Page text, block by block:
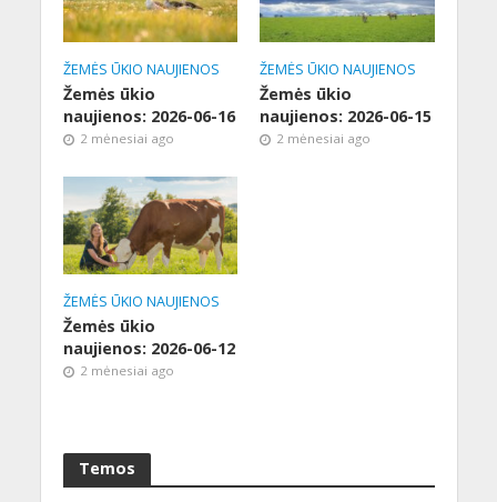
ŽEMĖS ŪKIO NAUJIENOS
Žemės ūkio
naujienos: 2026-06-16
2 mėnesiai ago
ŽEMĖS ŪKIO NAUJIENOS
Žemės ūkio
naujienos: 2026-06-15
2 mėnesiai ago
ŽEMĖS ŪKIO NAUJIENOS
Žemės ūkio
naujienos: 2026-06-12
2 mėnesiai ago
Temos